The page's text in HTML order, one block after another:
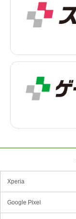
Xperia
Google Pixel